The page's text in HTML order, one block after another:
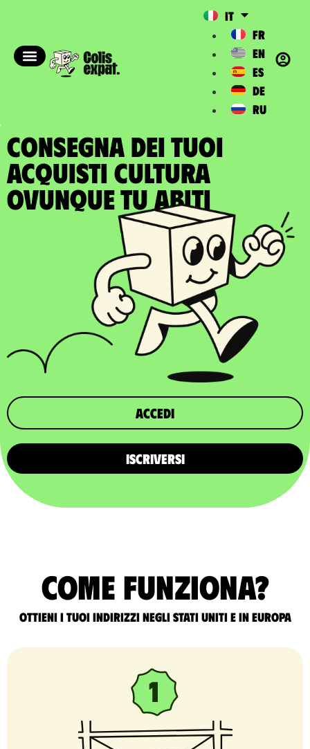
IT
FR
EN
ES
DE
RU
CONSEGNA DEI TUOI
ACQUISTI CULTURA
ovunque tu abiti
Accedi
ISCRIVERSI
Come funziona?
Ottieni i tuoi indirizzi negli Stati Uniti e in Europa